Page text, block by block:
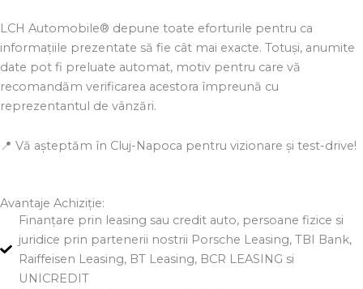
LCH Automobile® depune toate eforturile pentru ca
informațiile prezentate să fie cât mai exacte. Totuși, anumite
date pot fi preluate automat, motiv pentru care vă
recomandăm verificarea acestora împreună cu
reprezentantul de vânzări.
📍 Vă așteptăm în Cluj-Napoca pentru vizionare și test-drive!
Avantaje Achiziție:
Finanțare prin leasing sau credit auto, persoane fizice si
juridice prin partenerii nostrii Porsche Leasing, TBI Bank,
Raiffeisen Leasing, BT Leasing, BCR LEASING si
UNICREDIT